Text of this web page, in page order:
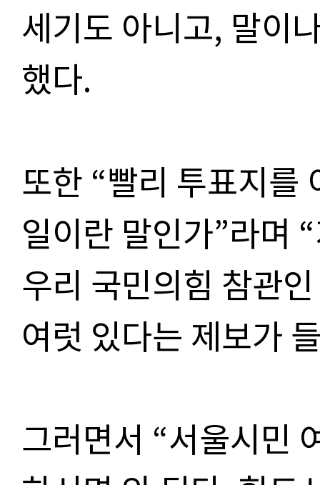
세기도 아니고, 말이
했다.
또한 “빨리 투표지를
일이란 말인가”라며
우리 국민의힘 참관
여럿 있다는 제보가
그러면서 “서울시민